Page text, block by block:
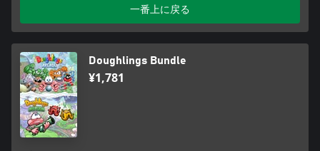
一番上に戻る
Doughlings Bundle
¥1,781